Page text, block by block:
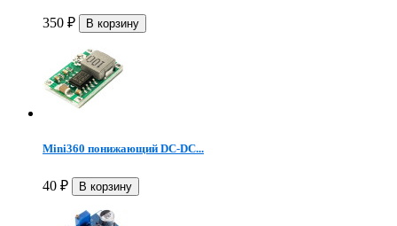
350 ₽
Mini360 понижающий DC-DC...
40 ₽